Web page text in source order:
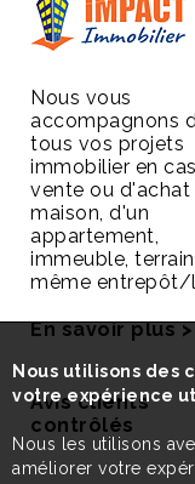
Nous vous
accompagnons
tous vos projets
immobilier en
vente ou d'achat
maison, d'un
appartement,
immeuble,
même
En savoir plus >
Avis clients
contrôlés
Nous utilisons des
votre expérience
Nous les utilisons
améliorer votre